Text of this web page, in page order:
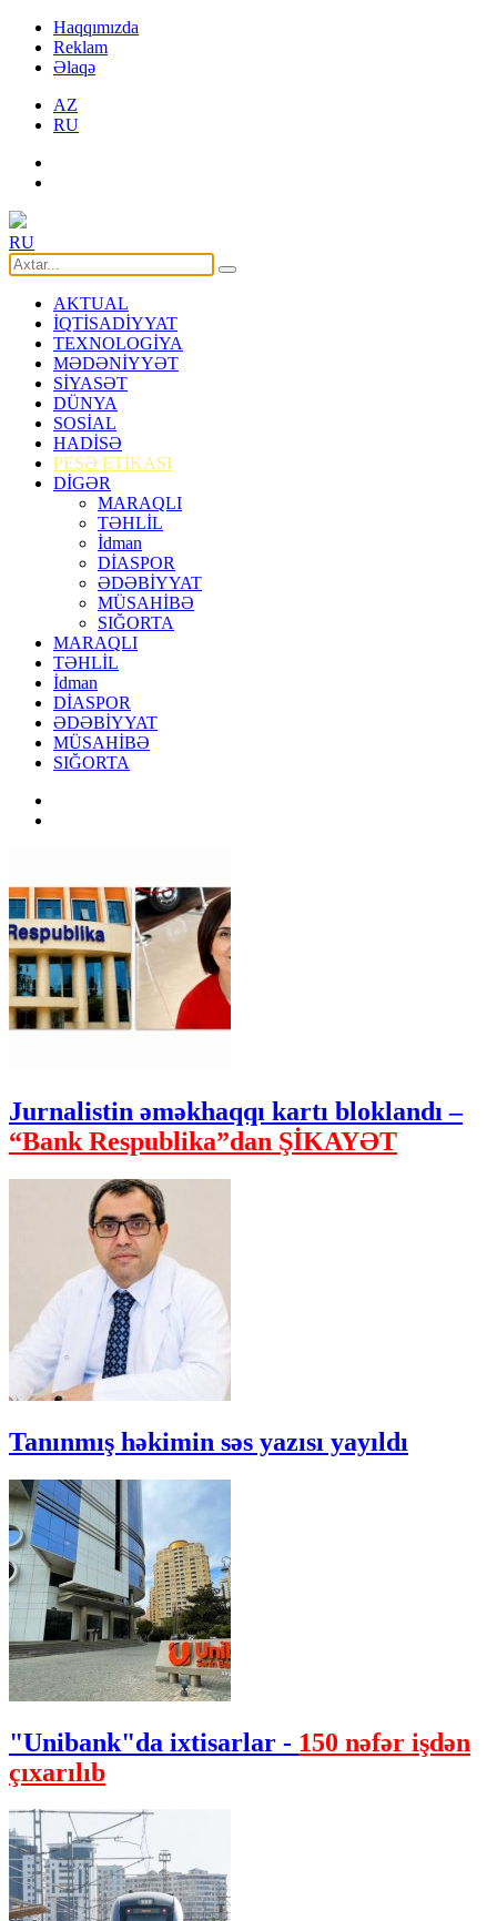
Haqqımızda
Reklam
Əlaqə
AZ
RU
RU
AKTUAL
İQTİSADİYYAT
TEXNOLOGİYA
MƏDƏNİYYƏT
SİYASƏT
DÜNYA
SOSİAL
HADİSƏ
PEŞƏ ETİKASI
DİGƏR
MARAQLI
TƏHLİL
İdman
DİASPOR
ƏDƏBİYYAT
MÜSAHİBƏ
SIĞORTA
MARAQLI
TƏHLİL
İdman
DİASPOR
ƏDƏBİYYAT
MÜSAHİBƏ
SIĞORTA
Jurnalistin əməkhaqqı kartı bloklandı –
“Bank Respublika”dan ŞİKAYƏT
Tanınmış həkimin səs yazısı yayıldı
"Unibank"da ixtisarlar - 150 nəfər işdən
çıxarılıb